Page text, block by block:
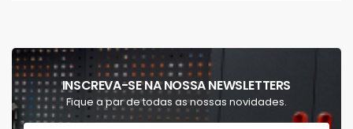
INSCREVA-SE NA NOSSA NEWSLETTERS
Fique a par de todas as nossas novidades.